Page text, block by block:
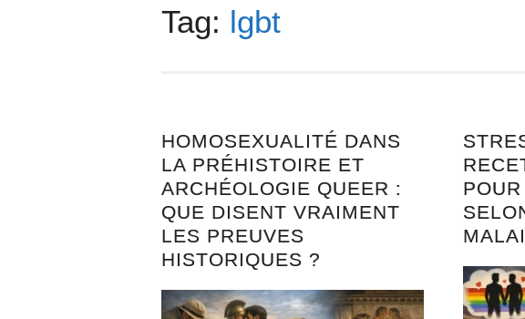
Tag: lgbt
HOMOSEXUALITÉ DANS
LA PRÉHISTOIRE ET
ARCHÉOLOGIE QUEER :
QUE DISENT VRAIMENT
LES PREUVES
HISTORIQUES ?